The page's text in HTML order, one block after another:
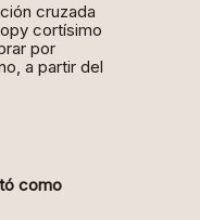
cruzada
cortísimo
por
a partir del
como